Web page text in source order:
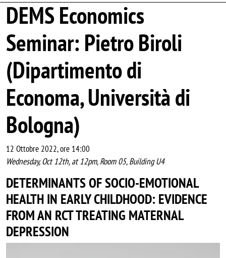
DEMS Economics
Seminar: Pietro Biroli
(Dipartimento di
Economa, Università di
Bologna)
12 Ottobre 2022, ore 14:00
Wednesday, Oct 12th, at 12pm, Room 05, Building U4
DETERMINANTS OF SOCIO-EMOTIONAL
HEALTH IN EARLY CHILDHOOD: EVIDENCE
FROM AN RCT TREATING MATERNAL
DEPRESSION